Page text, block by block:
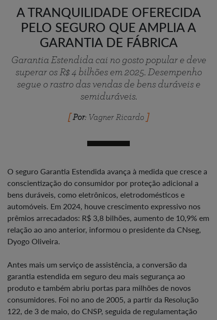
A TRANQUILIDADE OFERECIDA
PELO SEGURO QUE AMPLIA A
GARANTIA DE FÁBRICA
Garantia Estendida cai no gosto popular e deve
superar os R$ 4 bilhões em 2025. Desempenho
segue o rastro das vendas de bens duráveis e
semiduráveis.
Por: Vagner Ricardo
O seguro Garantia Estendida avança à medida que cresce a
conscientização do consumidor por proteção adicional a
bens duráveis, como eletrônicos, eletrodomésticos e
automóveis. Em 2024, houve crescimento expressivo nos
prêmios arrecadados: R$ 3,8 bilhões, aumento de 10,9% em
relação ao ano anterior, informou o presidente da CNseg,
Dyogo Oliveira.
Antes mais um serviço de assistência, a conversão da
garantia estendida em seguro deu mais segurança ao
produto e também abriu portas para milhões de novos
consumidores. Foi no ano de 2005, a partir da Resolução
122, de 3 de maio, do CNSP, seguida de regulamentação